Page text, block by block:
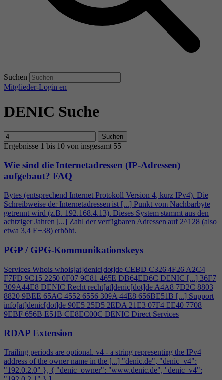
Suchen
Mitglieder-Login en
DENIC Suche
Suchen
Ergebnisse 1 bis 10 von insgesamt 55
Wie sind die Internetadressen (IP-Adressen)
aufgebaut? FAQ
Bytes (entsprechend Internet Protokoll Version 4, kurz IPv4). Die
Schreibweise der Internetadressen ist [...] Punkt vom Nachbarbyte
getrennt wird (z.B. 192.168.4.13). Dieses System stammt aus den
achtziger Jahren [...] Zahl der verfügbaren Adressen auf 2^128 (also
etwa 3,4 E+38) erhöht.
PGP / GPG-Kommunikationskeys
Services Whois whois[at]denic[dot]de CEBD C326 4F26 A2C4
F7FD 9C15 2250 0F07 9C81 465E DB64ED6C DENIC [...] 36F7
309A44E8 DENIC Recht recht[at]denic[dot]de A4A8 7D2C 8803
8820 9BEE 65AC 4552 6556 309A 44E8 656BE51B [...] Support
info[at]denic[dot]de 90E5 25D5 2EDA 21E3 07F4 EE40 7708
9EBF 656B E51B CE8EC00C DENIC Direct Services
RDAP Extension
Trailing periods are optional. v4 - a string representing the IPv4
address of the owner name in the [...] "denic.de", "denic_v4":
"192.0.2.0" }, { "denic_owner": "www.denic.de", "denic_v4":